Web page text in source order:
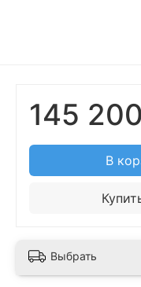
145
В
Выбрать